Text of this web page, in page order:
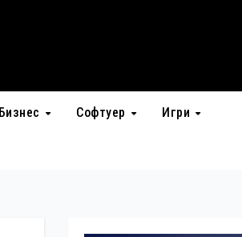
Бизнес Софтуер Игри